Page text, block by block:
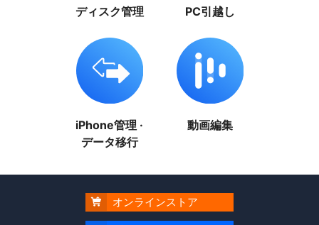
ディスク管理 PC引越し
iPhone管理 ·
データ移行
動画編集
 オンラインストア